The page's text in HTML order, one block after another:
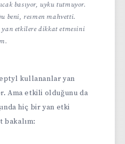
basıyor, uyku tutmuyor.
beni, resmen mahvetti.
etkilere dikkat etmesini
kullananlar yan
Ama etkili olduğunu da
hiç bir yan etki
bakalım: